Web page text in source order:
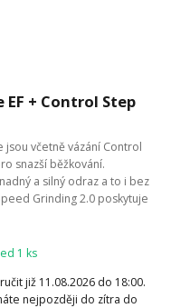
EF + Control Step
jsou včetně vázání Control
snazší běžkování.
a silný odraz a to i bez
Grinding 2.0 poskytuje
1 ks
již 11.08.2026 do 18:00.
nejpozději do zítra do